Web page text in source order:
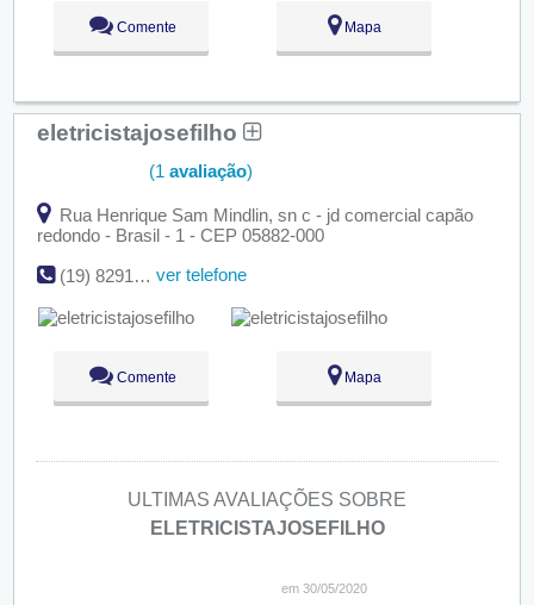
Comente Mapa
eletricistajosefilho
(1 avaliação)
Rua Henrique Sam Mindlin, sn c - jd comercial capão
redondo - Brasil - 1 - CEP 05882-000
(19) 8291-2571_
ver telefone
Comente Mapa
ULTIMAS AVALIAÇÕES SOBRE
ELETRICISTAJOSEFILHO
em 30/05/2020